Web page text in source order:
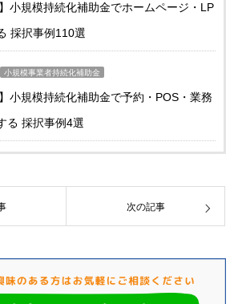
小規模持続化補助金でホームページ・LP
採択事例110選
小規模事業者持続化補助金
小規模持続化補助金で予約・POS・業務
る 採択事例4選
次の記事